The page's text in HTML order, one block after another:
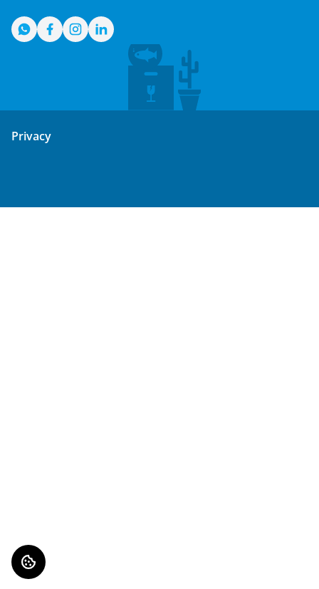
WhatsApp
Facebook
Instagram
LinkedIn
Privacy